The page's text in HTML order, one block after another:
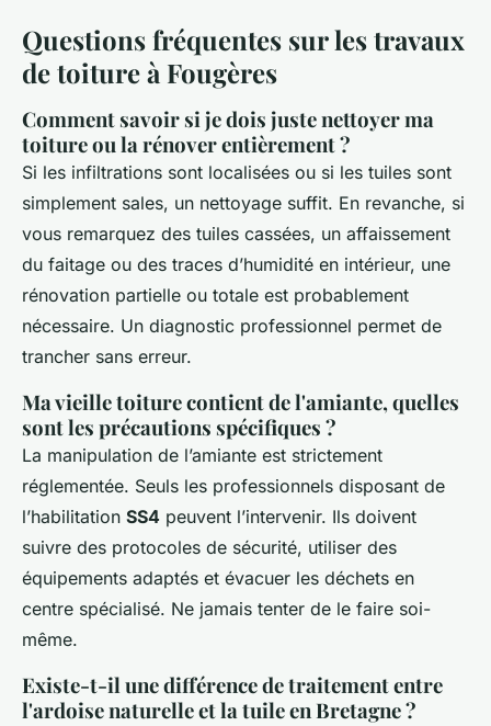
Questions fréquentes sur les travaux
de toiture à Fougères
Comment savoir si je dois juste nettoyer ma
toiture ou la rénover entièrement ?
Si les infiltrations sont localisées ou si les tuiles sont
simplement sales, un nettoyage suffit. En revanche, si
vous remarquez des tuiles cassées, un affaissement
du faitage ou des traces d’humidité en intérieur, une
rénovation partielle ou totale est probablement
nécessaire. Un diagnostic professionnel permet de
trancher sans erreur.
Ma vieille toiture contient de l'amiante, quelles
sont les précautions spécifiques ?
La manipulation de l’amiante est strictement
réglementée. Seuls les professionnels disposant de
l’habilitation SS4 peuvent l’intervenir. Ils doivent
suivre des protocoles de sécurité, utiliser des
équipements adaptés et évacuer les déchets en
centre spécialisé. Ne jamais tenter de le faire soi-
même.
Existe-t-il une différence de traitement entre
l'ardoise naturelle et la tuile en Bretagne ?